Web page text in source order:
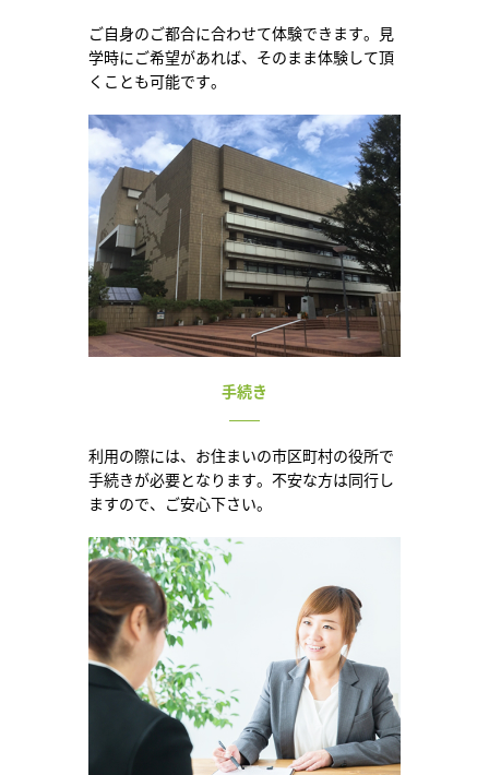
ご自身のご都合に合わせて体験できます。見
学時にご希望があれば、そのまま体験して頂
くことも可能です。
手続き
利用の際には、お住まいの市区町村の役所で
手続きが必要となります。不安な方は同行し
ますので、ご安心下さい。